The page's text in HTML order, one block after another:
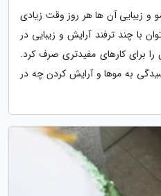
و زیبایی آن ها هر روز وقت زیادی
با چند ترفند آرایش و زیبایی در
برای کارهای مفیدتری صرف کرد.
به موها و آرایش کردن چه در